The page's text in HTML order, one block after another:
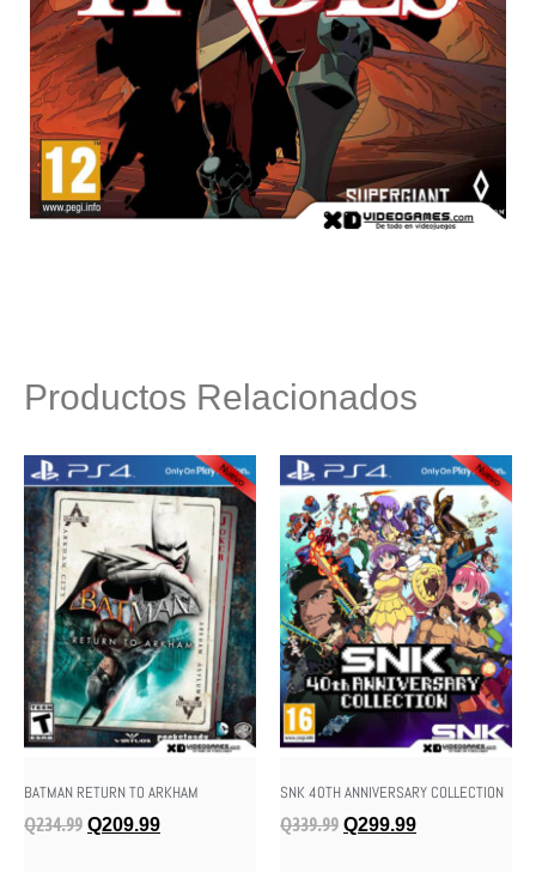
Productos Relacionados
BATMAN RETURN TO ARKHAM
Q234.99 Q209.99
SNK 40TH ANNIVERSARY COLLECTION
Q339.99 Q299.99